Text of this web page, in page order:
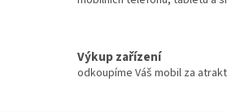
Výkup zařízení
odkoupíme Váš mobil za